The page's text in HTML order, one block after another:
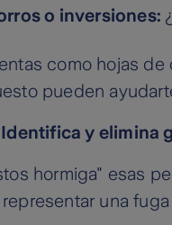
o inversiones:
como hojas
pueden
Identifica y elimina
hormiga" esas
una